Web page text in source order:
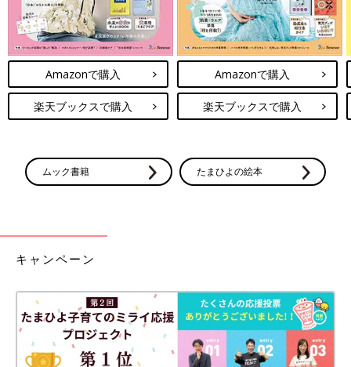
Amazonで購入
楽天ブックスで購入
Amazonで購入
楽天ブックスで購入
ムック書籍 たまひよの絵本
キャンペーン